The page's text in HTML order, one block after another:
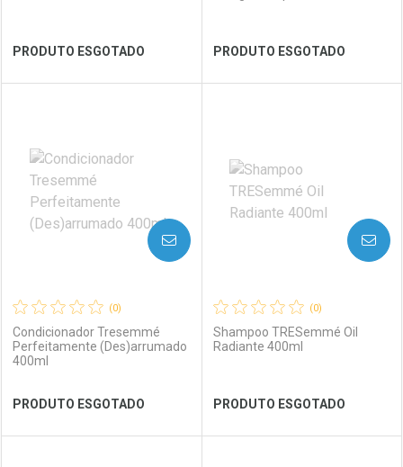
Ver Desconto Convênio Ver Desconto Convênio
PRODUTO ESGOTADO
Laboratório
Ver Desconto Convênio
Por Menos
PRODUTO ESGOTADO
Laboratório
Ver Desconto Convênio
Por Menos
(0)
Condicionador Tresemmé
Perfeitamente (Des)arrumado
400ml
PRODUTO ESGOTADO
AVISE-ME
(0)
Shampoo TRESemmé Oil
Radiante 400ml
PRODUTO ESGOTADO
AVISE-ME